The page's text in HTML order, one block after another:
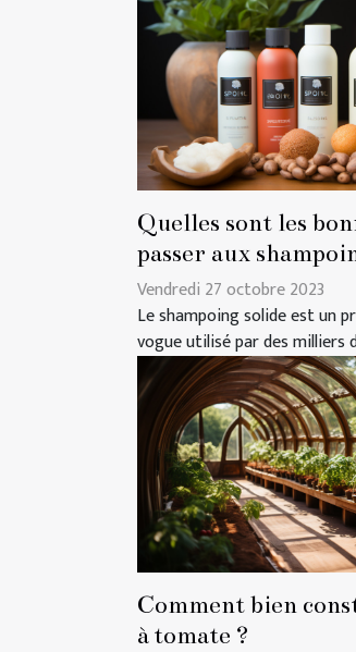
Quelles sont les
passer aux
Vendredi 27 octobre 2023
Le shampoing solide est un
vogue utilisé par des milliers
Comment bien
à tomate ?